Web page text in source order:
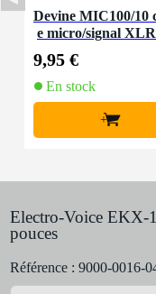
Devine MIC100/10
e micro/signal
9,95 €
En stock
+
Electro-Voice EKX-
pouces
Référence : 9000-0016-